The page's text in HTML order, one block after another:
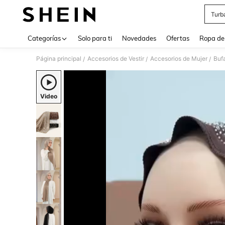
Categorías Solo para ti Novedades Ofertas Ropa
Página principal / Accesorios de Vestir / Accesorios de Mujer /
Video